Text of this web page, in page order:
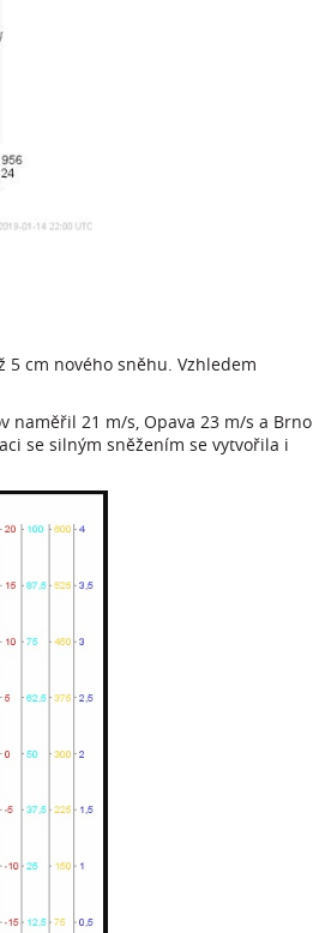
5 cm nového sněhu. Vzhledem
naměřil 21 m/s, Opava 23 m/s a Brno
se silným sněžením se vytvořila i